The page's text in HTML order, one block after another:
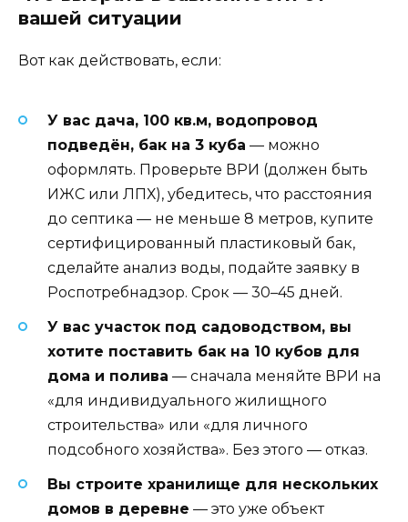
вашей ситуации
Вот как действовать, если:
У вас дача, 100 кв.м, водопровод
подведён, бак на 3 куба — можно
оформлять. Проверьте ВРИ (должен быть
ИЖС или ЛПХ), убедитесь, что расстояния
до септика — не меньше 8 метров, купите
сертифицированный пластиковый бак,
сделайте анализ воды, подайте заявку в
Роспотребнадзор. Срок — 30–45 дней.
У вас участок под садоводством, вы
хотите поставить бак на 10 кубов для
дома и полива — сначала меняйте ВРИ на
«для индивидуального жилищного
строительства» или «для личного
подсобного хозяйства». Без этого — отказ.
Вы строите хранилище для нескольких
домов в деревне — это уже объект